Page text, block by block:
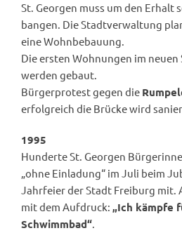
St. Georgen muss um den Erhalt
bangen. Die Stadtverwaltung
eine Wohnbebauung.
Die ersten Wohnungen im
werden gebaut.
Bürgerprotest gegen die
erfolgreich die Brücke wird
1995
Hunderte St. Georgen
„ohne Einladung“ im Juli beim
Jahrfeier der Stadt Freiburg mit.
mit dem Aufdruck: „Ich kämpfe
Schwimmbad“.